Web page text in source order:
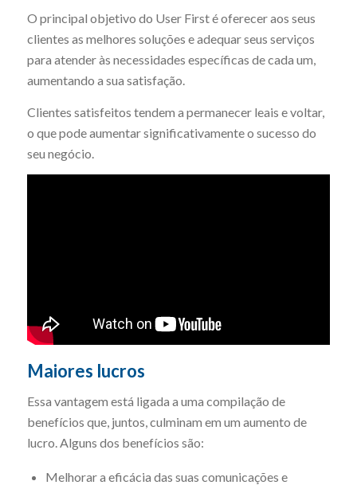
O principal objetivo do User First é oferecer aos seus
clientes as melhores soluções e adequar seus serviços
para atender às necessidades específicas de cada um,
aumentando a sua satisfação.
Clientes satisfeitos tendem a permanecer leais e voltar,
o que pode aumentar significativamente o sucesso do
seu negócio.
Maiores lucros
Essa vantagem está ligada a uma compilação de
benefícios que, juntos, culminam em um aumento de
lucro. Alguns dos benefícios são:
Melhorar a eficácia das suas comunicações e